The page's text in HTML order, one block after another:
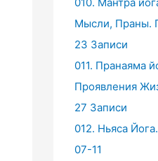
Мысли, Праны.
23 Записи
011. Пранаяма
Проявления
27 Записи
012. Ньяса
07-11